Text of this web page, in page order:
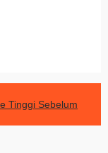
Tinggi Sebelum